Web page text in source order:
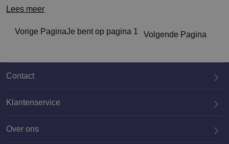
Lees meer
Vorige PaginaJe bent op pagina 1 Volgende Pagina
Contact
020 659 3444
Klantenservice
Over ons